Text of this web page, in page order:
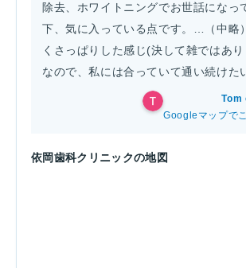
除去、ホワイトニングでお世話になっ
下、気に入っている点です。…（中略
くさっぱりした感じ(決して雑ではあ
なので、私には合っていて通い続けた
Tom
Googleマップで
依岡歯科クリニックの地図